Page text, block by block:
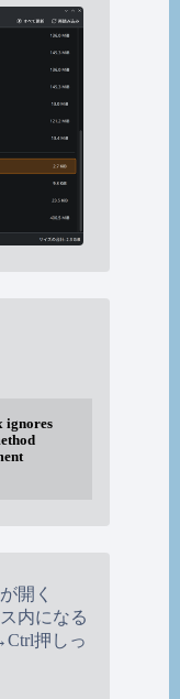
ignores
開く
内になる
押しっ